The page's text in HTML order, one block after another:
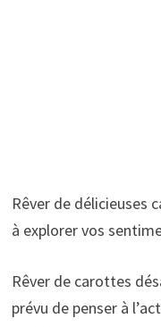
Rêver de délicieuses
à explorer vos
Rêver de carottes
prévu de penser à